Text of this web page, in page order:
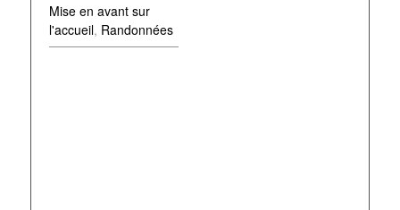
Mise en avant sur
l'accueil, Randonnées